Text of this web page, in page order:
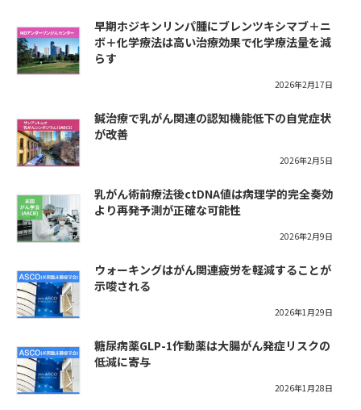
早期ホジキンリンパ腫にブレンツキシマブ＋ニ
ボ＋化学療法は高い治療効果で化学療法量を減
らす
2026年2月17日
鍼治療で乳がん関連の認知機能低下の自覚症状
が改善
2026年2月5日
乳がん術前療法後ctDNA値は病理学的完全奏効
より再発予測が正確な可能性
2026年2月9日
ウォーキングはがん関連疲労を軽減することが
示唆される
2026年1月29日
糖尿病薬GLP-1作動薬は大腸がん発症リスクの
低減に寄与
2026年1月28日